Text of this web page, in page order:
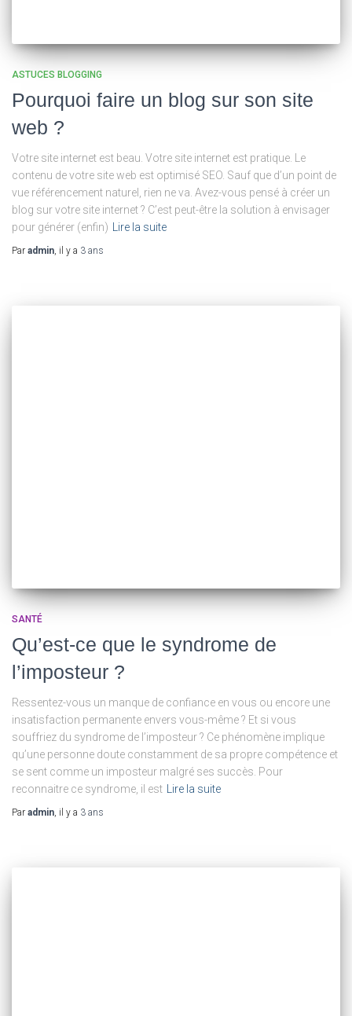
ASTUCES BLOGGING
Pourquoi faire un blog sur son site
web ?
Votre site internet est beau. Votre site internet est pratique. Le
contenu de votre site web est optimisé SEO. Sauf que d’un point de
vue référencement naturel, rien ne va. Avez-vous pensé à créer un
blog sur votre site internet ? C’est peut-être la solution à envisager
pour générer (enfin)
Lire la suite
Par admin, il y a 3 ans
SANTÉ
Qu’est-ce que le syndrome de
l’imposteur ?
Ressentez-vous un manque de confiance en vous ou encore une
insatisfaction permanente envers vous-même ? Et si vous
souffriez du syndrome de l’imposteur ? Ce phénomène implique
qu’une personne doute constamment de sa propre compétence et
se sent comme un imposteur malgré ses succès. Pour
reconnaitre ce syndrome, il est
Lire la suite
Par admin, il y a 3 ans